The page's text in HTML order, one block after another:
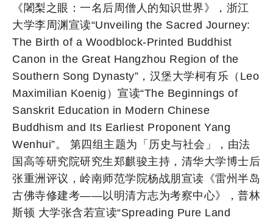
《闍梨之眼：一名后周僧人的知识世界》，浙江
大学李周渊宣读“Unveiling the Sacred Journey:
The Birth of a Woodblock-Printed Buddhist
Canon in the Great Hangzhou Region of the
Southern Song Dynasty”，汉堡大学柯有乐（Leo
Maximilian Koenig）宣读“The Beginnings of
Sanskrit Education in Modern Chinese
Buddhism and Its Earliest Proponent Yang
Wenhui”。 第四组主题为「历史与社会」，由法
国高等研究院研究生郑麒骏主持，清华大学博士后
张重洲评议，岭南师范学院杨战朋宣读《雷州半岛
古佛寺修建考——以明清方志为考察中心》，普林
斯顿 大学张含若宣读“Spreading Pure Land